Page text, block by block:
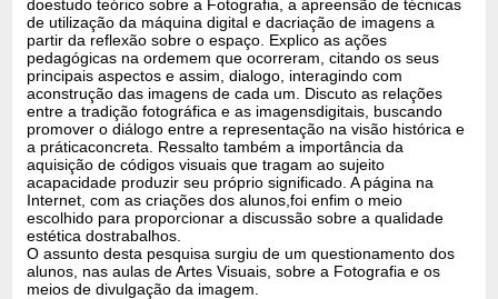
doestudo teórico sobre a Fotografia, a apreensão de técnicas
de utilização da máquina digital e dacriação de imagens a
partir da reflexão sobre o espaço. Explico as ações
pedagógicas na ordemem que ocorreram, citando os seus
principais aspectos e assim, dialogo, interagindo com
aconstrução das imagens de cada um. Discuto as relações
entre a tradição fotográfica e as imagensdigitais, buscando
promover o diálogo entre a representação na visão histórica e
a práticaconcreta. Ressalto também a importância da
aquisição de códigos visuais que tragam ao sujeito
acapacidade produzir seu próprio significado. A página na
Internet, com as criações dos alunos,foi enfim o meio
escolhido para proporcionar a discussão sobre a qualidade
estética dostrabalhos.
O assunto desta pesquisa surgiu de um questionamento dos
alunos, nas aulas de Artes Visuais, sobre a Fotografia e os
meios de divulgação da imagem.